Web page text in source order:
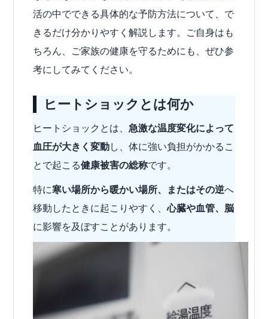
活の中でできる具体的な予防方法について、で
きるだけ分かりやすく解説します。ご自身はも
ちろん、ご家族の健康を守るためにも、ぜひ参
考にしてみてください。
ヒートショックとは何か
ヒートショックとは、急激な温度変化によって
血圧が大きく変動し、体に強い負担がかかるこ
とで起こる健康被害の総称です。
特に寒い場所から暖かい場所、またはその逆へ
移動したときに起こりやすく、心臓や血管、脳
に影響を及ぼすことがあります。